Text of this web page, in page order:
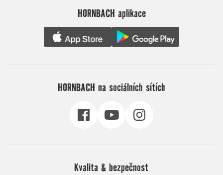
HORNBACH aplikace
HORNBACH na sociálních sítích
Kvalita & bezpečnost